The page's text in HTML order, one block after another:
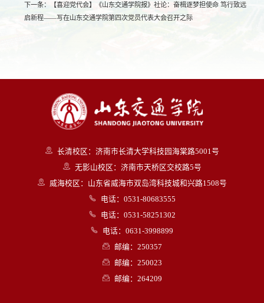
下一条：
【喜迎党代会】《山东交通学院报》社论：奋楫逐梦担使命 笃行致远
启新程——写在山东交通学院第四次党员代表大会召开之际
长清校区：济南市长清大学科技园海棠路5001号
无影山校区：济南市天桥区交校路5号
威海校区：山东省威海市双岛湾科技城和兴路1508号
电话：0531-80683555
电话：0531-58251302
电话：0631-3998899
邮编：250357
邮编：250023
邮编：264209